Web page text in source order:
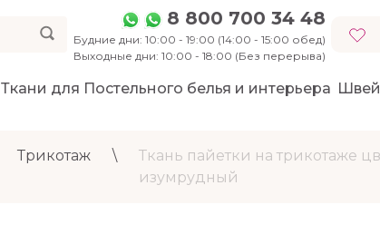
8 800 700 34 48
Будние дни: 10:00 - 19:00 (14:00 - 15:00 обед)
Выходные дни: 10:00 - 18:00 (Без перерыва)
Ткани для Постельного белья и интерьера
Трикотаж \
Ткань пайетки на трикотаже
изумрудный